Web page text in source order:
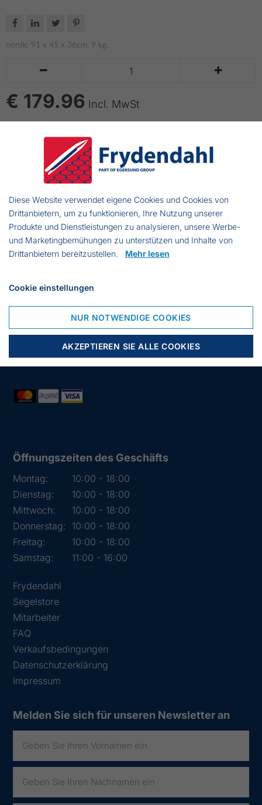
   
nordic 91 x 45 x 36cm, 9 kg.
 
€ 179.96 Incl. MwSt
IN DEN WARENKORB LEGEN
bis zu 14 Tage Lieferzeit
Hummerkorb
91 x 45 x 36cm, 9 kg.
23966 Wismar
Deutschland
Tlf.:
03841 282426
info@segelstore.de
Ust-Id: DE221608692
Öffnungszeiten des Geschäfts
Montag:
10:00 - 18:00
Dienstag:
10:00 - 18:00
Mittwoch:
10:00 - 18:00
Donnerstag:
10:00 - 18:00
Freitag:
10:00 - 18:00
Samstag:
11:00 - 16:00
Frydendahl
Segelstore
Mitarbeiter
FAQ
Verkaufsbedingungen
Datenschutzerklärung
Impressum
Melden Sie sich für unseren Newsletter an
Diese Website verwendet eigene Cookies und Cookies von
Drittanbietern, um zu funktionieren, Ihre Nutzung unserer
Produkte und Dienstleistungen zu analysieren, unsere Werbe-
und Marketingbemühungen zu unterstützen und Inhalte von
Drittanbietern bereitzustellen. Mehr lesen
Cookie einstellungen
NUR NOTWENDIGE COOKIES
AKZEPTIEREN SIE ALLE COOKIES